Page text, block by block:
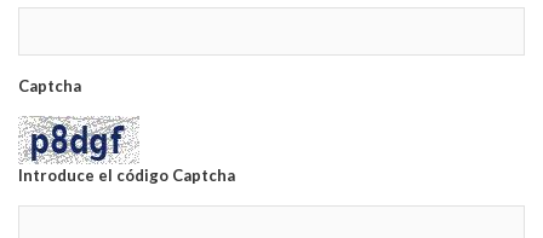
Captcha
Introduce el código Captcha